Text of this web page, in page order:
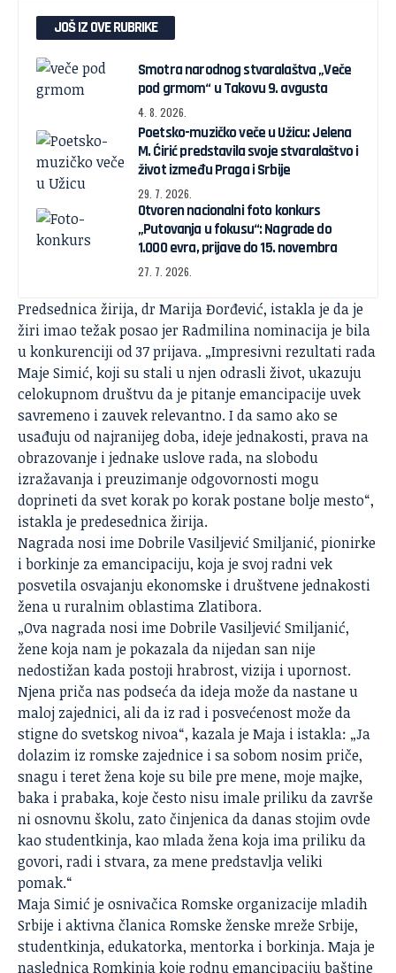
JOŠ IZ OVE RUBRIKE
Smotra narodnog stvaralaštva „Veče
pod grmom“ u Takovu 9. avgusta
4. 8. 2026.
Poetsko-muzičko veče u Užicu: Jelena
M. Ćirić predstavila svoje stvaralaštvo i
život između Praga i Srbije
29. 7. 2026.
Otvoren nacionalni foto konkurs
„Putovanja u fokusu“: Nagrade do
1.000 evra, prijave do 15. novembra
27. 7. 2026.
Predsednica žirija, dr Marija Đorđević, istakla je da je
žiri imao težak posao jer Radmilina nominacija je bila
u konkurenciji od 37 prijava. „Impresivni rezultati rada
Maje Simić, koji su stali u njen odrasli život, ukazuju
celokupnom društvu da je pitanje emancipacije uvek
savremeno i zauvek relevantno. I da samo ako se
usađuju od najranijeg doba, ideje jednakosti, prava na
obrazovanje i jednake uslove rada, na slobodu
izražavanja i preuzimanje odgovornosti mogu
doprineti da svet korak po korak postane bolje mesto“,
istakla je predesednica žirija.
Nagrada nosi ime Dobrile Vasiljević Smiljanić, pionirke
i borkinje za emancipaciju, koja je svoj radni vek
posvetila osvajanju ekonomske i društvene jednakosti
žena u ruralnim oblastima Zlatibora.
„Ova nagrada nosi ime Dobrile Vasiljević Smiljanić,
žene koja nam je pokazala da nijedan san nije
nedostižan kada postoji hrabrost, vizija i upornost.
Njena priča nas podseća da ideja može da nastane u
maloj zajednici, ali da iz rad i posvećenost može da
stigne do svetskog nivoa“, kazala je Maja i istakla: „Ja
dolazim iz romske zajednice i sa sobom nosim priče,
snagu i teret žena koje su bile pre mene, moje majke,
baka i prabaka, koje često nisu imale priliku da završe
ni osnovnu školu, zato činjenica da danas stojim ovde
kao studentkinja, kao mlada žena koja ima priliku da
govori, radi i stvara, za mene predstavlja veliki
pomak.“
Maja Simić je osnivačica Romske organizacije mladih
Srbije i aktivna članica Romske ženske mreže Srbije,
studentkinja, edukatorka, mentorka i borkinja. Maja je
naslednica Romkinja koje rodnu emancipaciju baštine